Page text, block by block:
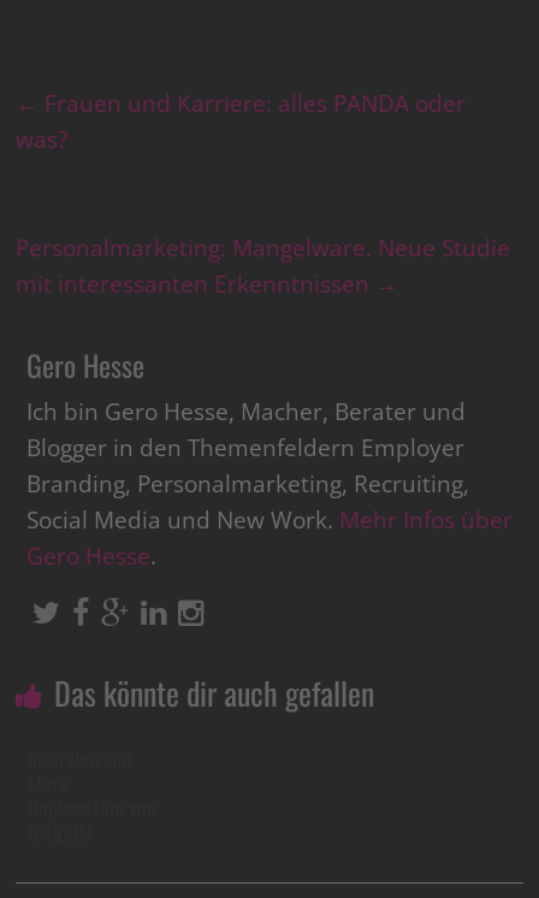
← Frauen und Karriere: alles PANDA oder
was?
Personalmarketing: Mangelware. Neue Studie
mit interessanten Erkenntnissen →
Gero Hesse
Ich bin Gero Hesse, Macher, Berater und
Blogger in den Themenfeldern Employer
Branding, Personalmarketing, Recruiting,
Social Media und New Work. Mehr Infos über
Gero Hesse.
Das könnte dir auch gefallen